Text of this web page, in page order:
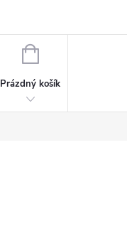
NÁKUPNÍ
Prázdný košík